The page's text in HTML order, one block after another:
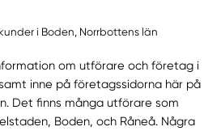
i Boden, Norrbottens län
om utförare och företag i
inne på företagssidorna här på
Det finns många utförare som
Boden, och Råneå. Några